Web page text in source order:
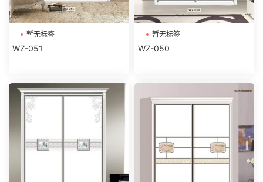
暂无标签
WZ-051
暂无标签
WZ-050